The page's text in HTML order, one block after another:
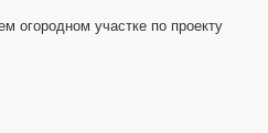
огородном участке по проекту